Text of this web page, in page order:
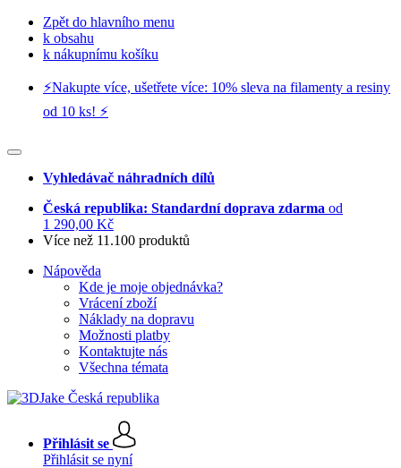
Zpět do hlavního menu
k obsahu
k nákupnímu košíku
⚡️Nakupte více, ušetřete více: 10% sleva na filamenty a resiny
od 10 ks! ⚡️
Vyhledávač náhradních dílů
Česká republika: Standardní doprava zdarma od
1 290,00 Kč
Více než 11.100 produktů
Nápověda
Kde je moje objednávka?
Vrácení zboží
Náklady na dopravu
Možnosti platby
Kontaktujte nás
Všechna témata
Přihlásit se
Přihlásit se nyní